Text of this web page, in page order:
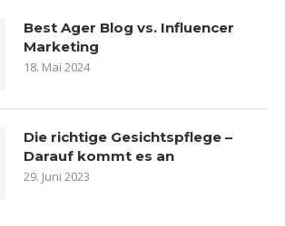
Best Ager Blog vs. Influencer
Marketing
18. Mai 2024
Die richtige Gesichtspflege –
Darauf kommt es an
29. Juni 2023